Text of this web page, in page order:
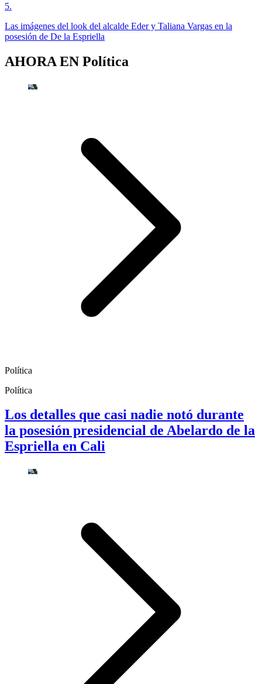
5.
Las imágenes del look del alcalde Eder y Taliana Vargas en la
posesión de De la Espriella
AHORA EN Política
Política
Política
Los detalles que casi nadie notó durante
la posesión presidencial de Abelardo de la
Espriella en Cali